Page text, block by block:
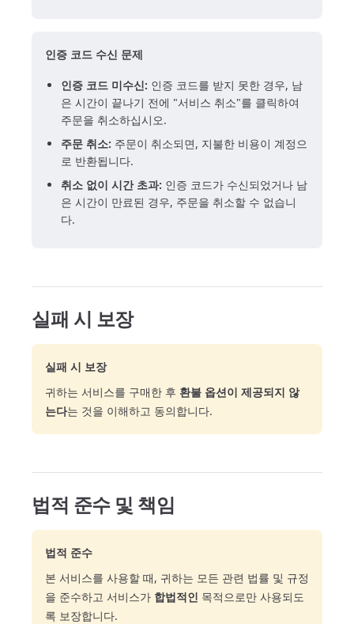
인증 코드 수신 문제
인증 코드 미수신: 인증 코드를 받지 못한 경우, 남
은 시간이 끝나기 전에 "서비스 취소"를 클릭하여
주문을 취소하십시오.
주문 취소: 주문이 취소되면, 지불한 비용이 계정으
로 반환됩니다.
취소 없이 시간 초과: 인증 코드가 수신되었거나 남
은 시간이 만료된 경우, 주문을 취소할 수 없습니
다.
실패 시 보장
실패 시 보장
귀하는 서비스를 구매한 후 환불 옵션이 제공되지 않
는다는 것을 이해하고 동의합니다.
법적 준수 및 책임
법적 준수
본 서비스를 사용할 때, 귀하는 모든 관련 법률 및 규정
을 준수하고 서비스가 합법적인 목적으로만 사용되도
록 보장합니다.